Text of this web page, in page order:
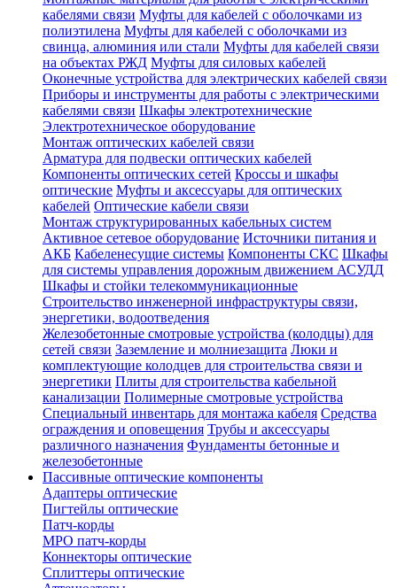
кабелями связи Муфты для кабелей с оболочками из
полиэтилена Муфты для кабелей с оболочками из
свинца, алюминия или стали Муфты для кабелей связи
на объектах РЖД Муфты для силовых кабелей
Оконечные устройства для электрических кабелей связи
Приборы и инструменты для работы с электрическими
кабелями связи Шкафы электротехнические
Электротехническое оборудование
Монтаж оптических кабелей связи
Арматура для подвески оптических кабелей
Компоненты оптических сетей Кроссы и шкафы
оптические Муфты и аксессуары для оптических
кабелей Оптические кабели связи
Монтаж структурированных кабельных систем
Активное сетевое оборудование Источники питания и
АКБ Кабеленесущие системы Компоненты СКС Шкафы
для системы управления дорожным движением АСУДД
Шкафы и стойки телекоммуникационные
Строительство инженерной инфраструктуры связи,
энергетики, водоотведения
Железобетонные смотровые устройства (колодцы) для
сетей связи Заземление и молниезащита Люки и
комплектующие колодцев для строительства связи и
энергетики Плиты для строительства кабельной
канализации Полимерные смотровые устройства
Специальный инвентарь для монтажа кабеля Средства
ограждения и оповещения Трубы и аксессуары
различного назначения Фундаменты бетонные и
железобетонные
Пассивные оптические компоненты
Адаптеры оптические
Пигтейлы оптические
Патч-корды
MPO патч-корды
Коннекторы оптические
Сплиттеры оптические